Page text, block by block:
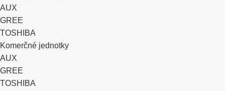
AUX
GREE
TOSHIBA
Komerčné jednotky
AUX
GREE
TOSHIBA